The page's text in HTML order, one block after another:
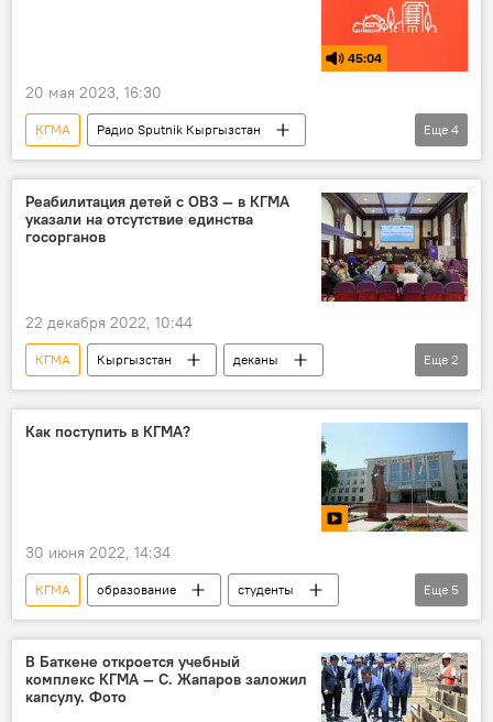
45:04
20 мая 2023, 16:30
КГМА
Радио Sputnik Кыргызстан
Кыргызстан
Городская среда
исследования
медицина
Еще 4
Реабилитация детей с ОВЗ — в КГМА
указали на отсутствие единства
госорганов
22 декабря 2022, 10:44
КГМА Кыргызстан
деканы
Мнение
реабилитация
Еще 2
Как поступить в КГМА?
30 июня 2022, 14:34
КГМА образование
студенты
абитуриенты
поступление
вузы
фото
видео
Еще 5
В Баткене откроется учебный
комплекс КГМА — С. Жапаров заложил
капсулу. Фото